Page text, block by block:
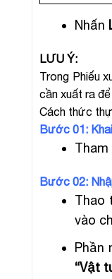
Nhấn
LƯU Ý:
Trong Phiếu
cần xuất ra để
Cách thức
Bước 01:
Bước 02:
Thao
vào
Phần
“Vật